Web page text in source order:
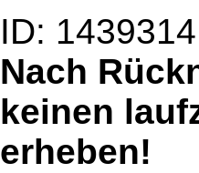
ID: 1439314
Nach
keinen
erheben!